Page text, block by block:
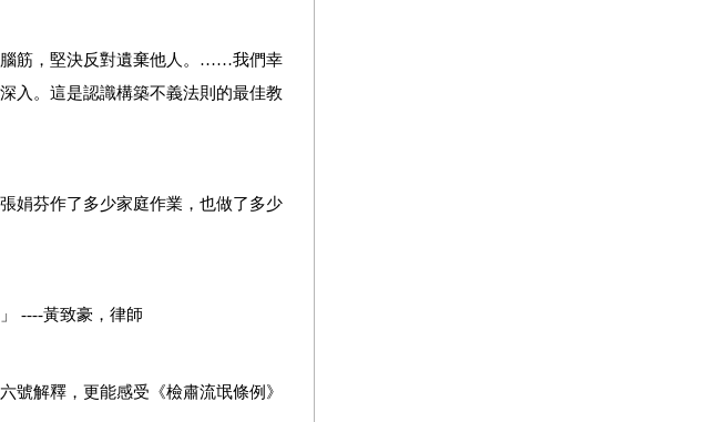
腦筋，堅決反對遺棄他人。……我們幸
入。這是認識構築不義法則的最佳教
娟芬作了多少家庭作業，也做了多少
」 ----黃致豪，律師
號解釋，更能感受 《檢肅流氓條例》